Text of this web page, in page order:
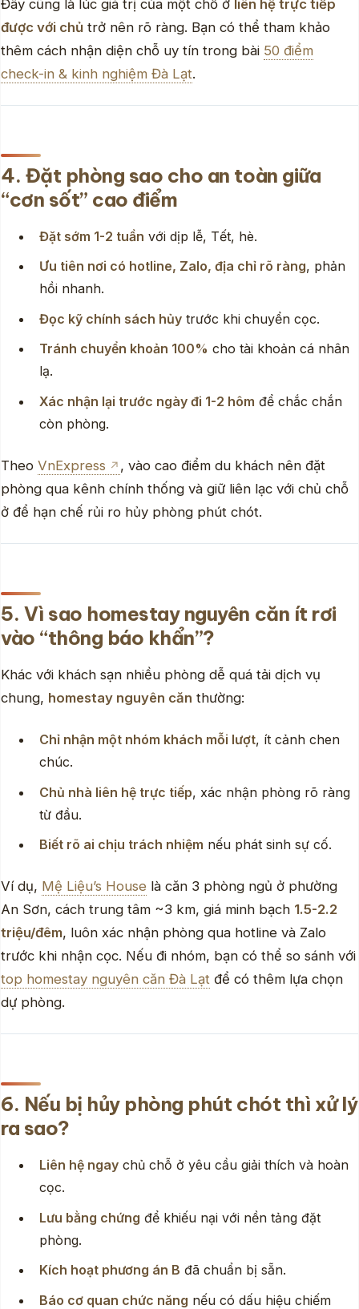
Đây cũng là lúc giá trị của một chỗ ở liên hệ trực tiếp
được với chủ trở nên rõ ràng. Bạn có thể tham khảo
thêm cách nhận diện chỗ uy tín trong bài 50 điểm
check-in & kinh nghiệm Đà Lạt.
4. Đặt phòng sao cho an toàn giữa
“cơn sốt” cao điểm
Đặt sớm 1-2 tuần với dịp lễ, Tết, hè.
Ưu tiên nơi có hotline, Zalo, địa chỉ rõ ràng, phản
hồi nhanh.
Đọc kỹ chính sách hủy trước khi chuyển cọc.
Tránh chuyển khoản 100% cho tài khoản cá nhân
lạ.
Xác nhận lại trước ngày đi 1-2 hôm để chắc chắn
còn phòng.
Theo VnExpress
, vào cao điểm du khách nên đặt
phòng qua kênh chính thống và giữ liên lạc với chủ chỗ
ở để hạn chế rủi ro hủy phòng phút chót.
5. Vì sao homestay nguyên căn ít rơi
vào “thông báo khẩn”?
Khác với khách sạn nhiều phòng dễ quá tải dịch vụ
chung, homestay nguyên căn thường:
Chỉ nhận một nhóm khách mỗi lượt, ít cảnh chen
chúc.
Chủ nhà liên hệ trực tiếp, xác nhận phòng rõ ràng
từ đầu.
Biết rõ ai chịu trách nhiệm nếu phát sinh sự cố.
Ví dụ, Mệ Liệu’s House là căn 3 phòng ngủ ở phường
An Sơn, cách trung tâm ~3 km, giá minh bạch 1.5-2.2
triệu/đêm, luôn xác nhận phòng qua hotline và Zalo
trước khi nhận cọc. Nếu đi nhóm, bạn có thể so sánh với
top homestay nguyên căn Đà Lạt để có thêm lựa chọn
dự phòng.
6. Nếu bị hủy phòng phút chót thì xử lý
ra sao?
Liên hệ ngay chủ chỗ ở yêu cầu giải thích và hoàn
cọc.
Lưu bằng chứng để khiếu nại với nền tảng đặt
phòng.
Kích hoạt phương án B đã chuẩn bị sẵn.
Báo cơ quan chức năng nếu có dấu hiệu chiếm